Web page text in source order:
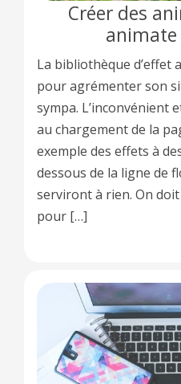
Créer des
La bibliothèque d’effet
pour agrémenter son
sympa. L’inconvénient
au chargement de la
exemple des effets à
dessous de la ligne de
serviront à rien. On
pour […]